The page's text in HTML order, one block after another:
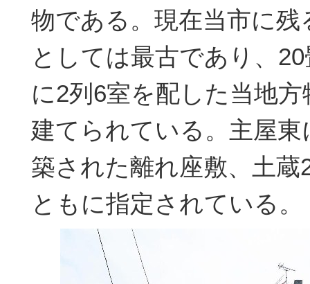
物である。現在当市に残
としては最古であり、
に2列6室を配した当地
建てられている。主屋
築された離れ座敷、土蔵
ともに指定されている。